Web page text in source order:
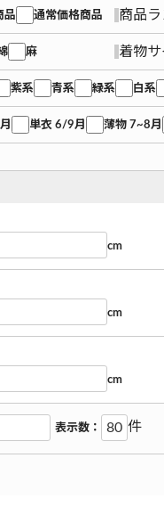
品 通常価格商品 商品ラ
麻 着物サ
紫系 青系 緑系 白系
単衣 6/9月 薄物 7~8月
cm
cm
cm
表示数： 件